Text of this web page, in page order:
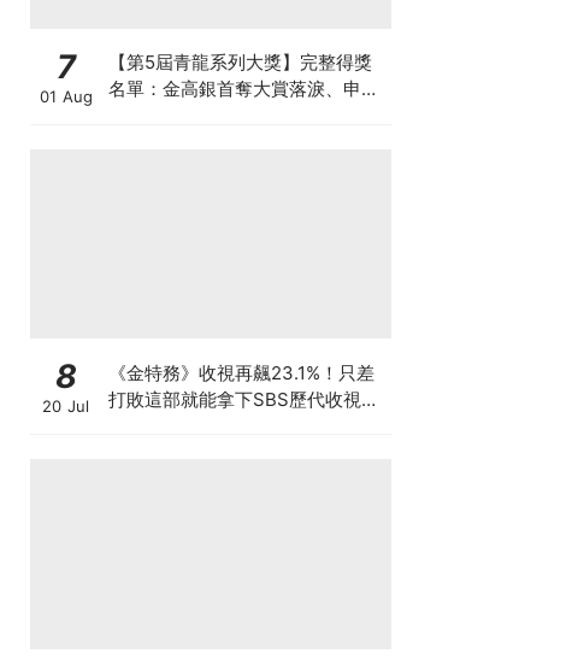
7
01 Aug
【第5屆青龍系列大獎】完整得獎
名單：金高銀首奪大賞落淚、申惠
8
20 Jul
《金特務》收視再飆23.1%！只差
打敗這部就能拿下SBS歷代收視冠